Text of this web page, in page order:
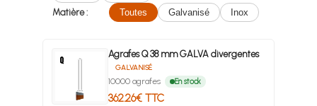
Matière :
Toutes Galvanisé Inox
Agrafes Q 38 mm GALVA divergentes
GALVANISÉ
10000 agrafes En stock
362.26€ TTC